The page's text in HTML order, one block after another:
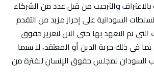
والترحيب من قبل عدد من الشركاء
السودانية على إحراز مزيد من التقدم
التي تم التعهد بها حتى الآن لتعزيز حقوق
بما في ذلك حرية الدين أو المعتقد، لا سيما
السودان لمجلس حقوق الإنسان للفترة من